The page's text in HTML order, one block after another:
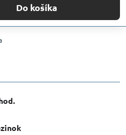
Do košíka